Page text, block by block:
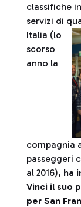
classifiche
servizi di
Italia (lo
scorso
anno la
compagnia
passeggeri
al 2016), ha
Vinci il suo
per San